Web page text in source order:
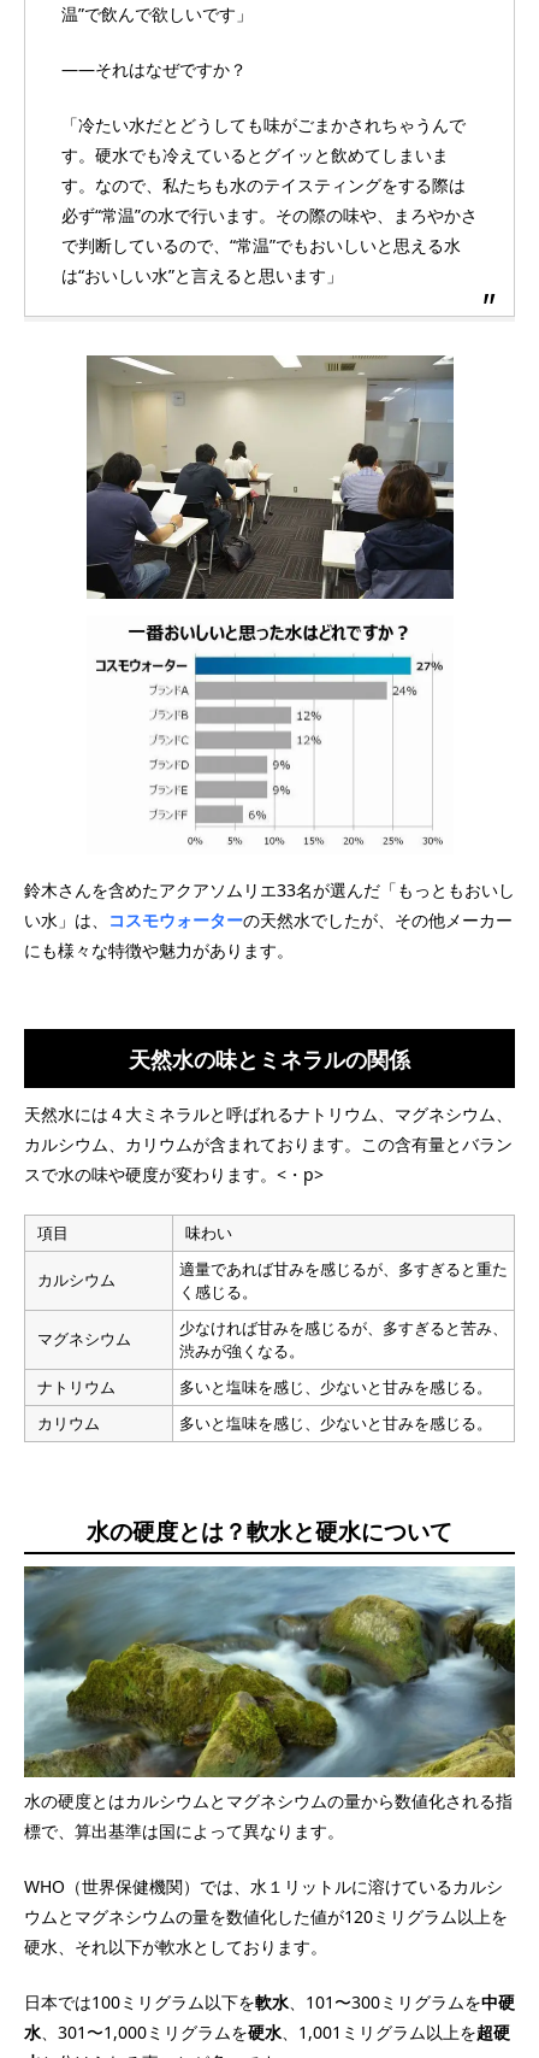
温”で飲んで欲しいです」
――それはなぜですか？
「冷たい水だとどうしても味がごまかされちゃうんで
す。硬水でも冷えているとグイッと飲めてしまいま
す。なので、私たちも水のテイスティングをする際は
必ず“常温”の水で行います。その際の味や、まろやかさ
で判断しているので、“常温”でもおいしいと思える水
は“おいしい水”と言えると思います」
鈴木さんを含めたアクアソムリエ33名が選んだ「もっともおいし
い水」は、
コスモウォーターの天然水でしたが、その他メーカー
にも様々な特徴や魅力があります。
天然水の味とミネラルの関係
天然水には４大ミネラルと呼ばれるナトリウム、マグネシウム、
カルシウム、カリウムが含まれております。この含有量とバラン
スで水の味や硬度が変わります。<・p>
項目 味わい
カルシウム
適量であれば甘みを感じるが、多すぎると重た
く感じる。
マグネシウム
少なければ甘みを感じるが、多すぎると苦み、
渋みが強くなる。
ナトリウム
多いと塩味を感じ、少ないと甘みを感じる。
カリウム
多いと塩味を感じ、少ないと甘みを感じる。
水の硬度とは？軟水と硬水について
水の硬度とはカルシウムとマグネシウムの量から数値化される指
標で、算出基準は国によって異なります。
WHO（世界保健機関）では、水１リットルに溶けているカルシ
ウムとマグネシウムの量を数値化した値が120ミリグラム以上を
硬水、それ以下が軟水としております。
日本では100ミリグラム以下を軟水、101〜300ミリグラムを中硬
水、301〜1,000ミリグラムを硬水、1,001ミリグラム以上を超硬